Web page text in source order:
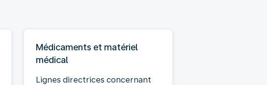
Médicaments et matériel
médical
Lignes directrices concernant